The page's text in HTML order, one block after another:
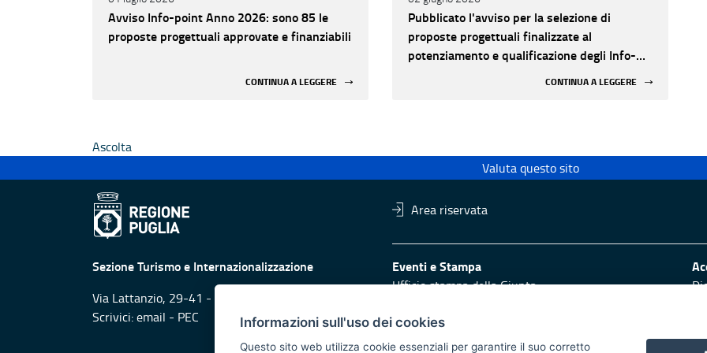
Avviso Info-point Anno 2026: sono 85 le
proposte progettuali approvate e finanziabili
CONTINUA A LEGGERE
Pubblicato l'avviso per la selezione di
proposte progettuali finalizzate al
potenziamento e qualificazione degli Info-
CONTINUA A LEGGERE
Ascolta
Valuta questo sito
Area riservata
Sezione Turismo e Internazionalizzazione
Via Lattanzio, 29-41 - 70126 Bari
Scrivici:email - PEC
Eventi e Stampa
Ufficio stampa della Giunta
Logo e identità regionale
Redazione
Informazioni sull'uso dei cookies
Questo sito web utilizza cookie essenziali per garantire il suo corretto